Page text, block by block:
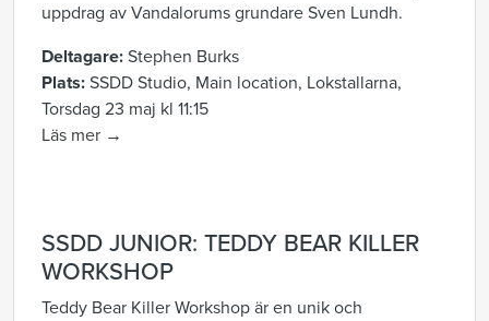
uppdrag av Vandalorums grundare Sven Lundh.
Deltagare: Stephen Burks
Plats: SSDD Studio, Main location, Lokstallarna,
Torsdag 23 maj kl 11:15
Läs mer →
SSDD JUNIOR: TEDDY BEAR KILLER
WORKSHOP
Teddy Bear Killer Workshop är en unik och